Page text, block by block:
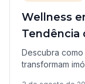
Wellness
Tendência
Descubra
transformam